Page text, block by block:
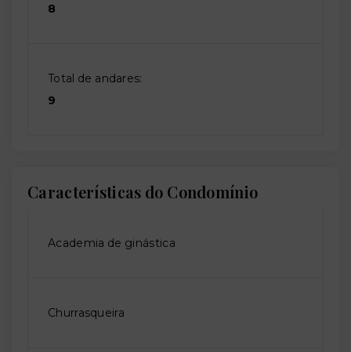
8
Total de andares:
9
Características do Condomínio
Academia de ginástica
Churrasqueira